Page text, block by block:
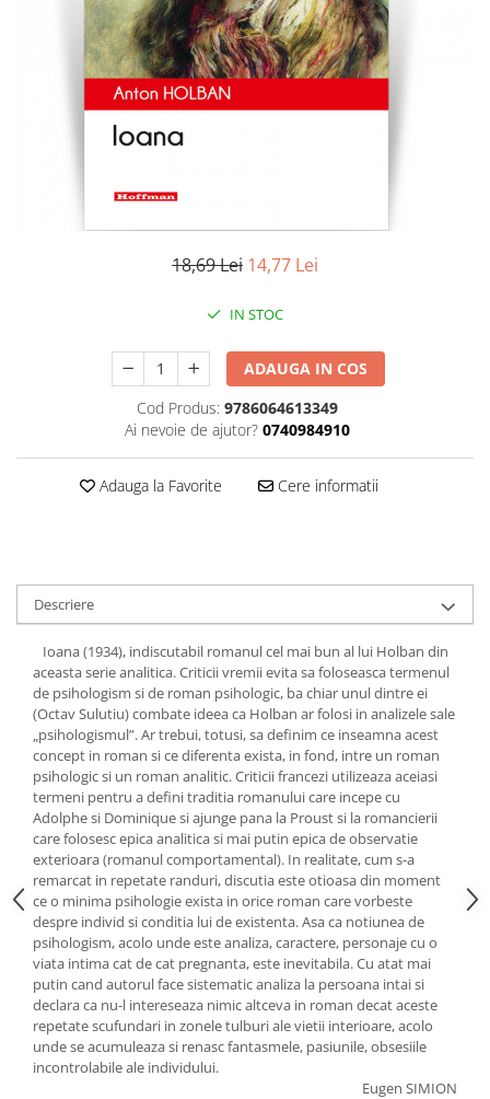
Literatura
Contemporana
Publicistica / Reportaje / Interviuri
Sociologie si filozofie
18,69 Lei 14,77 Lei
IN STOC
ADAUGA IN COS
Cod Produs: 9786064613349
Ai nevoie de ajutor? 0740984910
Adauga la Favorite Cere informatii
Descriere
Ioana (1934), indiscutabil romanul cel mai bun al lui Holban din
aceasta serie analitica. Criticii vremii evita sa foloseasca termenul
de psihologism si de roman psihologic, ba chiar unul dintre ei
(Octav Sulutiu) combate ideea ca Holban ar folosi in analizele sale
„psihologismul”. Ar trebui, totusi, sa definim ce inseamna acest
concept in roman si ce diferenta exista, in fond, intre un roman
psihologic si un roman analitic. Criticii francezi utilizeaza aceiasi
termeni pentru a defini traditia romanului care incepe cu
Adolphe si Dominique si ajunge pana la Proust si la romancierii
care folosesc epica analitica si mai putin epica de observatie
exterioara (romanul comportamental). In realitate, cum s-a
remarcat in repetate randuri, discutia este otioasa din moment
ce o minima psihologie exista in orice roman care vorbeste
despre individ si conditia lui de existenta. Asa ca notiunea de
psihologism, acolo unde este analiza, caractere, personaje cu o
viata intima cat de cat pregnanta, este inevitabila. Cu atat mai
putin cand autorul face sistematic analiza la persoana intai si
declara ca nu-l intereseaza nimic altceva in roman decat aceste
repetate scufundari in zonele tulburi ale vietii interioare, acolo
unde se acumuleaza si renasc fantasmele, pasiunile, obsesiile
incontrolabile ale individului.
Eugen SIMION